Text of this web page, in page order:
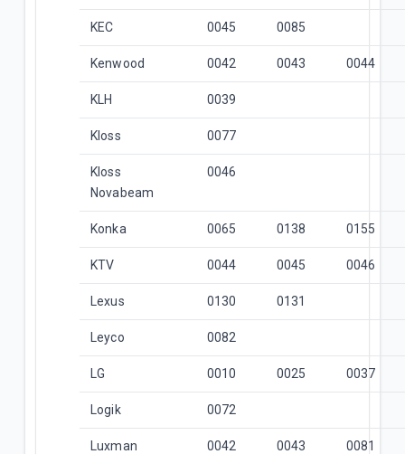
KEC 0045 0085
Kenwood 0042 0043 0044
KLH 0039
Kloss 0077
Kloss
Novabeam
0046
Konka 0065 0138 0155
KTV 0044 0045 0046
Lexus 0130 0131
Leyco 0082
LG 0010 0025 0037
Logik 0072
Luxman 0042 0043 0081